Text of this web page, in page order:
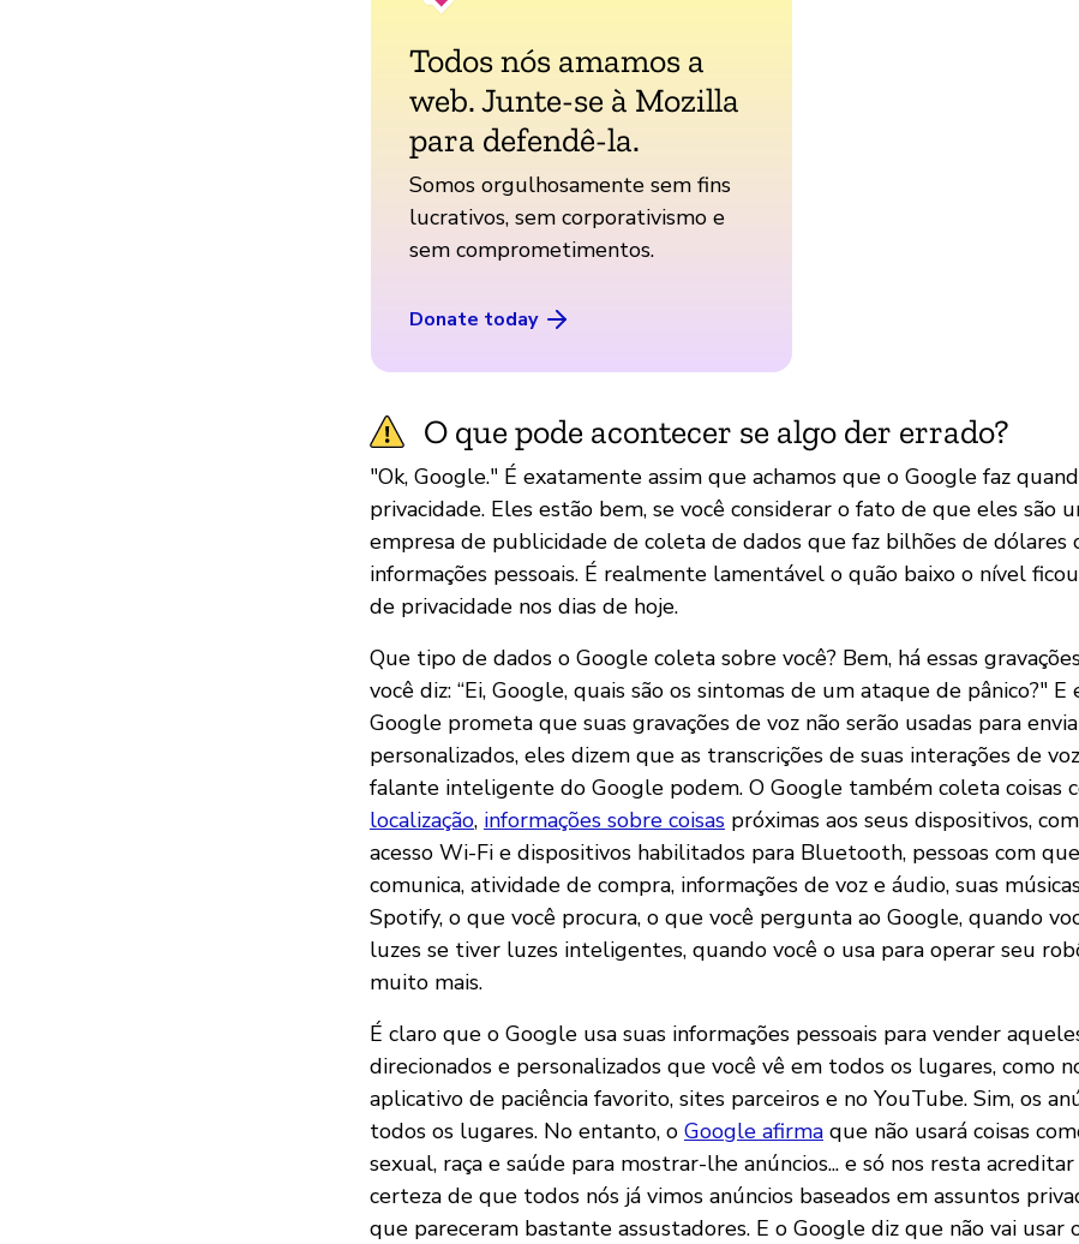
Todos nós amamos a
web. Junte-se à Mozilla
para defendê-la.
Somos orgulhosamente sem fins
lucrativos, sem corporativismo e
sem comprometimentos.
Donate today
O que pode acontecer se algo der errado?
"Ok, Google." É exatamente assim que achamos que o Google faz
privacidade. Eles estão bem, se você considerar o fato de que eles são
empresa de publicidade de coleta de dados que faz bilhões de dólares
informações pessoais. É realmente lamentável o quão baixo o nível
de privacidade nos dias de hoje.
Que tipo de dados o Google coleta sobre você? Bem, há essas
você diz: “Ei, Google, quais são os sintomas de um ataque de pânico?" E
Google prometa que suas gravações de voz não serão usadas para
personalizados, eles dizem que as transcrições de suas interações de
falante inteligente do Google podem. O Google também coleta coisas
localização, informações sobre coisas próximas aos seus dispositivos,
acesso Wi-Fi e dispositivos habilitados para Bluetooth, pessoas com
comunica, atividade de compra, informações de voz e áudio, suas
Spotify, o que você procura, o que você pergunta ao Google, quando
luzes se tiver luzes inteligentes, quando você o usa para operar seu
muito mais.
É claro que o Google usa suas informações pessoais para vender
direcionados e personalizados que você vê em todos os lugares, como
aplicativo de paciência favorito, sites parceiros e no YouTube. Sim, os
todos os lugares. No entanto, o Google afirma que não usará coisas
sexual, raça e saúde para mostrar-lhe anúncios... e só nos resta
certeza de que todos nós já vimos anúncios baseados em assuntos
que pareceram bastante assustadores. E o Google diz que não vai usar